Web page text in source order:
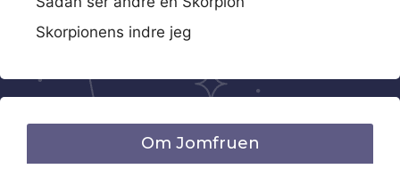
Skorpionens indre jeg
Om Jomfruen